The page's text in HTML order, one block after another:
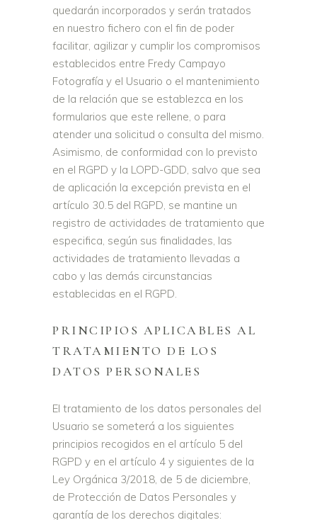
quedarán incorporados y serán tratados
en nuestro fichero con el fin de poder
facilitar, agilizar y cumplir los compromisos
establecidos entre Fredy Campayo
Fotografía y el Usuario o el mantenimiento
de la relación que se establezca en los
formularios que este rellene, o para
atender una solicitud o consulta del mismo.
Asimismo, de conformidad con lo previsto
en el RGPD y la LOPD-GDD, salvo que sea
de aplicación la excepción prevista en el
artículo 30.5 del RGPD, se mantine un
registro de actividades de tratamiento que
especifica, según sus finalidades, las
actividades de tratamiento llevadas a
cabo y las demás circunstancias
establecidas en el RGPD.
PRINCIPIOS APLICABLES AL
TRATAMIENTO DE LOS
DATOS PERSONALES
El tratamiento de los datos personales del
Usuario se someterá a los siguientes
principios recogidos en el artículo 5 del
RGPD y en el artículo 4 y siguientes de la
Ley Orgánica 3/2018, de 5 de diciembre,
de Protección de Datos Personales y
garantía de los derechos digitales: